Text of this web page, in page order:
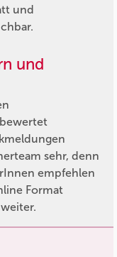
und
und
sehr, denn
empfehlen
Format